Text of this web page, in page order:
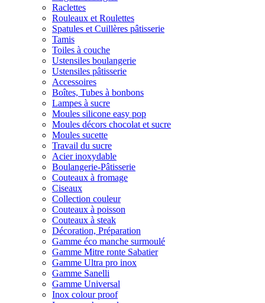
Raclettes
Rouleaux et Roulettes
Spatules et Cuillères pâtisserie
Tamis
Toiles à couche
Ustensiles boulangerie
Ustensiles pâtisserie
Accessoires
Boîtes, Tubes à bonbons
Lampes à sucre
Moules silicone easy pop
Moules décors chocolat et sucre
Moules sucette
Travail du sucre
Acier inoxydable
Boulangerie-Pâtisserie
Couteaux à fromage
Ciseaux
Collection couleur
Couteaux à poisson
Couteaux à steak
Décoration, Préparation
Gamme éco manche surmoulé
Gamme Mitre ronte Sabatier
Gamme Ultra pro inox
Gamme Sanelli
Gamme Universal
Inox colour proof